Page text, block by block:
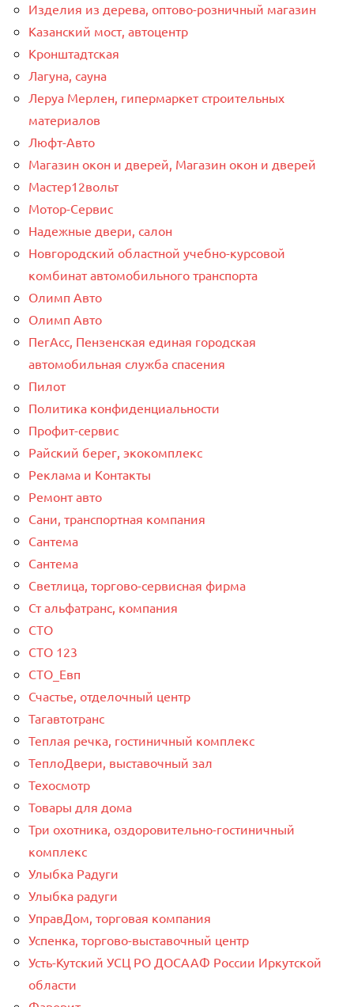
Изделия из дерева, оптово-розничный магазин
Казанский мост, автоцентр
Кронштадтская
Лагуна, сауна
Леруа Мерлен, гипермаркет строительных
материалов
Люфт-Авто
Магазин окон и дверей, Магазин окон и дверей
Мастер12вольт
Мотор-Сервис
Надежные двери, салон
Новгородский областной учебно-курсовой
комбинат автомобильного транспорта
Олимп Авто
Олимп Авто
ПегАсс, Пензенская единая городская
автомобильная служба спасения
Пилот
Политика конфиденциальности
Профит-сервис
Райский берег, экокомплекс
Реклама и Контакты
Ремонт авто
Сани, транспортная компания
Сантема
Сантема
Светлица, торгово-сервисная фирма
Ст альфатранс, компания
СТО
СТО 123
СТО_Евп
Счастье, отделочный центр
Тагавтотранс
Теплая речка, гостиничный комплекс
ТеплоДвери, выставочный зал
Техосмотр
Товары для дома
Три охотника, оздоровительно-гостиничный
комплекс
Улыбка Радуги
Улыбка радуги
УправДом, торговая компания
Успенка, торгово-выставочный центр
Усть-Кутский УСЦ РО ДОСААФ России Иркутской
области